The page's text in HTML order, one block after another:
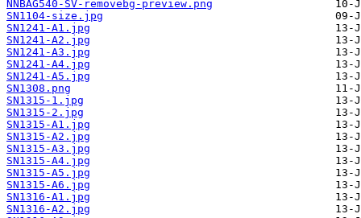
NNBAG540-SV-removebg-preview.png
SN1104-size.jpg
SN1241-A1.jpg
SN1241-A2.jpg
SN1241-A3.jpg
SN1241-A4.jpg
SN1241-A5.jpg
SN1308.png
SN1315-1.jpg
SN1315-2.jpg
SN1315-A1.jpg
SN1315-A2.jpg
SN1315-A3.jpg
SN1315-A4.jpg
SN1315-A5.jpg
SN1315-A6.jpg
SN1316-A1.jpg
SN1316-A2.jpg